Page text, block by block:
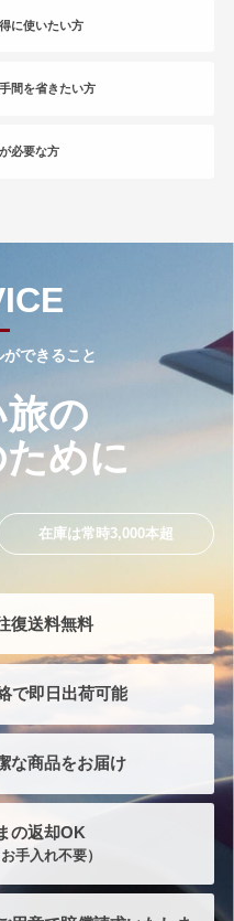
に使いたい方
間を省きたい方
必要な方
できること
の
めに
在庫は常時3,000本超
復送料無料
で即日出荷可能
な商品をお届け
の返却OK
手入れ不要）